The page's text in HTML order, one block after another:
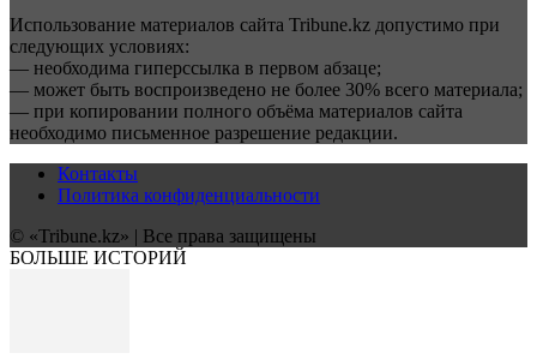
Использование материалов сайта Tribune.kz допустимо при
следующих условиях:
— необходима гиперссылка в первом абзаце;
— может быть воспроизведено не более 30% всего материала;
— при копировании полного объёма материалов сайта
необходимо письменное разрешение редакции.
Контакты
Политика конфиденциальности
© «Tribune.kz» | Все права защищены
БОЛЬШЕ ИСТОРИЙ